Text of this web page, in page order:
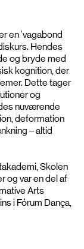
en ‘vagabond
Hendes
og bryde med
kognition, der
Dette tager
og
nuværende
deformation
– altid
Skolen
og var en del af
Arts
i Fórum Dança,